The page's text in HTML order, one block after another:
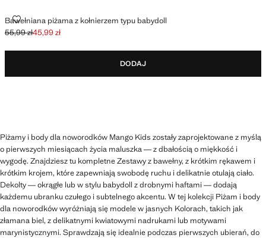
Bawełniana piżama z kołnierzem typu babydoll
BAWEŁNIANA PIŻAMA Z KOŁNIERZEM TYPU BABYDOLL
Skreślona cena początkowa [55,99 zł ]
55,99 zł
Aktualna cena [45,99 zł ]
45,99 zł
DODAJ
Piżamy i body dla noworodków Mango Kids zostały zaprojektowane z myślą
o pierwszych miesiącach życia maluszka — z dbałością o miękkość i
wygodę. Znajdziesz tu kompletne Zestawy z bawełny, z krótkim rękawem i
krótkim krojem, które zapewniają swobodę ruchu i delikatnie otulają ciało.
Dekolty — okrągłe lub w stylu babydoll z drobnymi haftami — dodają
każdemu ubranku czułego i subtelnego akcentu. W tej kolekcji Piżam i body
dla noworodków wyróżniają się modele w jasnych Kolorach, takich jak
złamana biel, z delikatnymi kwiatowymi nadrukami lub motywami
marynistycznymi. Sprawdzają się idealnie podczas pierwszych ubierań, do